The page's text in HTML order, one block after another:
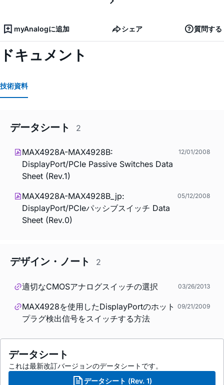
myAnalogに追加 シェア 質問する
ドキュメント
技術資料
データシート 2
MAX4928A-MAX4928B:
DisplayPort/PCIe Passive Switches Data
Sheet (Rev.1)
12/01/2008
MAX4928A-MAX4928B_jp:
DisplayPort/PCIeパッシブスイッチ Data
Sheet (Rev.0)
05/12/2008
デザイン・ノート 2
適切なCMOSアナログスイッチの選択 03/26/2013
MAX4928を使用したDisplayPortのホット
プラグ検出信号をスイッチする方法
09/21/2009
データシート
これは最新改訂バージョンのデータシートです。
データシート (Rev. 1)